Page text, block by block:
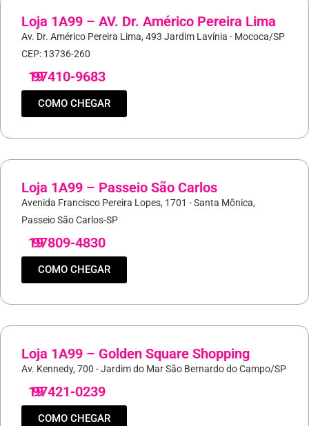
Loja 1A99 – AV. Dr. Américo Pereira Lima
Av. Dr. Américo Pereira Lima, 493 Jardim Lavínia - Mococa/SP
CEP: 13736-260
19
97410-9683
COMO CHEGAR
Loja 1A99 – Passeio São Carlos
Avenida Francisco Pereira Lopes, 1701 - Santa Mônica,
Passeio São Carlos-SP
19
97809-4830
COMO CHEGAR
Loja 1A99 – Golden Square Shopping
Av. Kennedy, 700 - Jardim do Mar São Bernardo do Campo/SP
19
97421-0239
COMO CHEGAR